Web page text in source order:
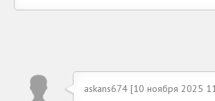
askans674 [10 ноября 2025